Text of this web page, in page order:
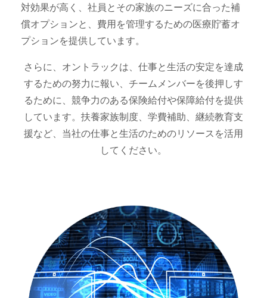
対効果が高く、社員とその家族のニーズに合った補
償オプションと、費用を管理するための医療貯蓄オ
プションを提供しています。
さらに、オントラックは、仕事と生活の安定を達成
するための努力に報い、チームメンバーを後押しす
るために、競争力のある保険給付や保障給付を提供
しています。扶養家族制度、学費補助、継続教育支
援など、当社の仕事と生活のためのリソースを活用
してください。